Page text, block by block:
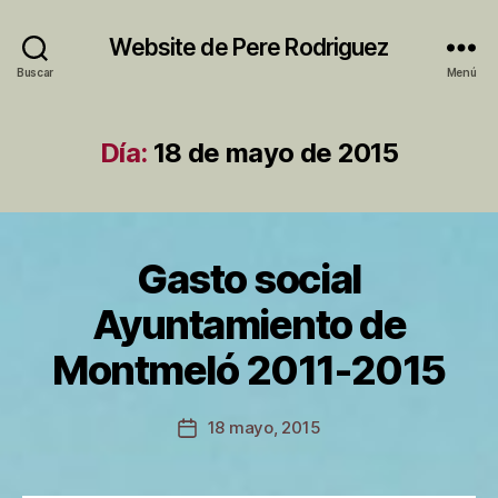
Buscar
Website de Pere Rodriguez
Menú
Día: 18 de mayo de 2015
I
Gasto social
Ayuntamiento de
Montmeló 2011-2015
Autor
de
P
o
e
Fecha18 mayo, 2015